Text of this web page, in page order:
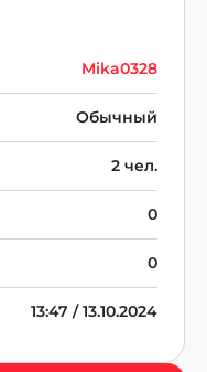
Mika0328
Обычный
2 чел.
0
0
13:47 / 13.10.2024